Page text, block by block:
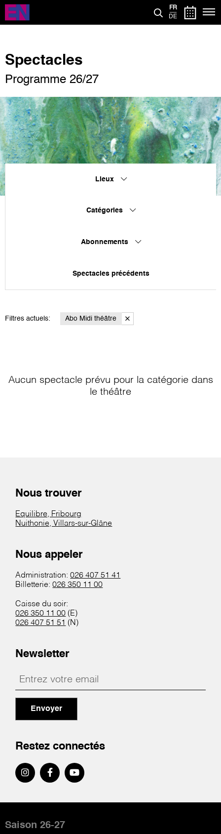
Aller
contenu
FR
DE
Spectacles
Programme 26/27
Lieux
Catégories
Abonnements
Spectacles précédents
Filtres actuels: Abo Midi théâtre
Aucun spectacle prévu pour la catégorie dans
le théâtre
Nous trouver
Equilibre, Fribourg
Nuithonie, Villars-sur-Glâne
Nous appeler
Administration:026 407 51 41
Billetterie:026 350 11 00
Caisse du soir:
026 350 11 00 (E)
026 407 51 51 (N)
Newsletter
Envoyer
Restez connectés
de
Saison 26-27